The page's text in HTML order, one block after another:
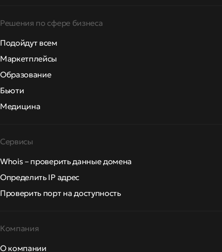
Решения по сфере бизнеса
Подойдут всем
Маркетплейсы
Образование
Бьюти
Медицина
Сервисы
Whois – проверить данные домена
Определить IP адрес
Проверить порт на доступность
Компания
О компании